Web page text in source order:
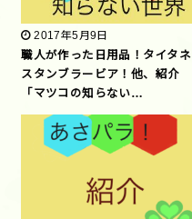
2017年5月9日
職人が作った日用品！タイタネ
スタンブラービア！他、紹介
「マツコの知らない…